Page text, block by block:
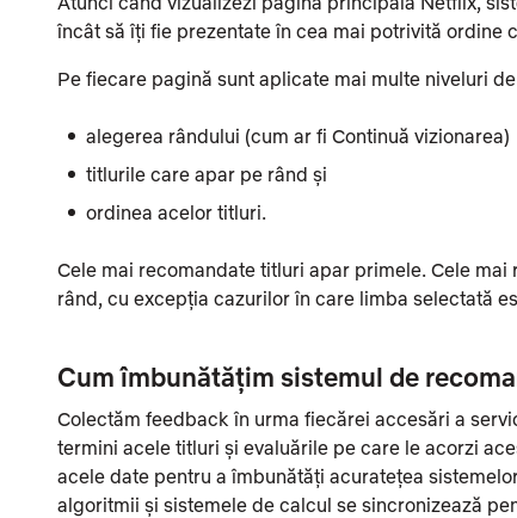
încât să îți fie prezentate în cea mai potrivită ordine
Pe fiecare pagină sunt aplicate mai multe niveluri
alegerea rândului (cum ar fi Continuă vizionarea)
titlurile care apar pe rând și
ordinea acelor titluri.
Cele mai recomandate titluri apar primele. Cele
rând, cu excepția cazurilor în care limba selectată
Cum îmbunătățim sistemul de
Colectăm feedback în urma fiecărei accesări a
termini acele titluri și evaluările pe care le acorzi
acele date pentru a îmbunătăți acuratețea
algoritmii și sistemele de calcul se sincronizează